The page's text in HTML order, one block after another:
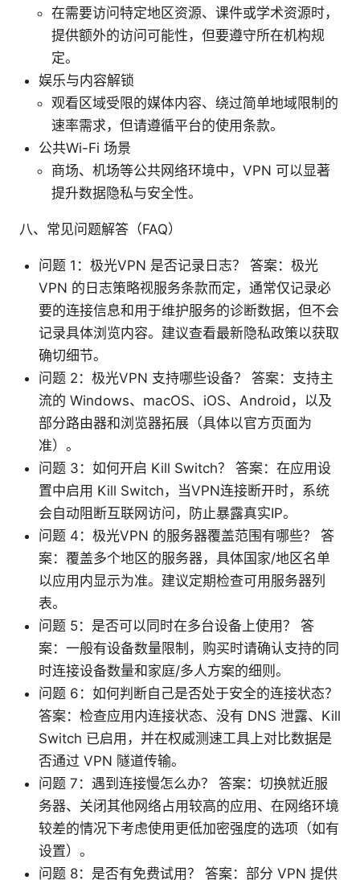
在需要访问特定地区资源、课件或学术资源时，
提供额外的访问可能性，但要遵守所在机构规
定。
娱乐与内容解锁
观看区域受限的媒体内容、绕过简单地域限制的
速率需求，但请遵循平台的使用条款。
公共Wi-Fi 场景
商场、机场等公共网络环境中，VPN 可以显著
提升数据隐私与安全性。
八、常见问题解答（FAQ）
问题 1：极光VPN 是否记录日志？ 答案：极光
VPN 的日志策略视服务条款而定，通常仅记录必
要的连接信息和用于维护服务的诊断数据，但不会
记录具体浏览内容。建议查看最新隐私政策以获取
确切细节。
问题 2：极光VPN 支持哪些设备？ 答案：支持主
流的 Windows、macOS、iOS、Android，以及
部分路由器和浏览器拓展（具体以官方页面为
准）。
问题 3：如何开启 Kill Switch？ 答案：在应用设
置中启用 Kill Switch，当VPN连接断开时，系统
会自动阻断互联网访问，防止暴露真实IP。
问题 4：极光VPN 的服务器覆盖范围有哪些？ 答
案：覆盖多个地区的服务器，具体国家/地区名单
以应用内显示为准。建议定期检查可用服务器列
表。
问题 5：是否可以同时在多台设备上使用？ 答
案：一般有设备数量限制，购买时请确认支持的同
时连接设备数量和家庭/多人方案的细则。
问题 6：如何判断自己是否处于安全的连接状态？
答案：检查应用内连接状态、没有 DNS 泄露、Kill
Switch 已启用，并在权威测速工具上对比数据是
否通过 VPN 隧道传输。
问题 7：遇到连接慢怎么办？ 答案：切换就近服
务器、关闭其他网络占用较高的应用、在网络环境
较差的情况下考虑使用更低加密强度的选项（如有
设置）。
问题 8：是否有免费试用？ 答案：部分 VPN 提供